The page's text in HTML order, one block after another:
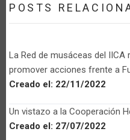
POSTS
La Red de musáceas del IICA
promover acciones frente a
Creado el: 22/11/2022
Un vistazo a la Cooperación
Creado el: 27/07/2022